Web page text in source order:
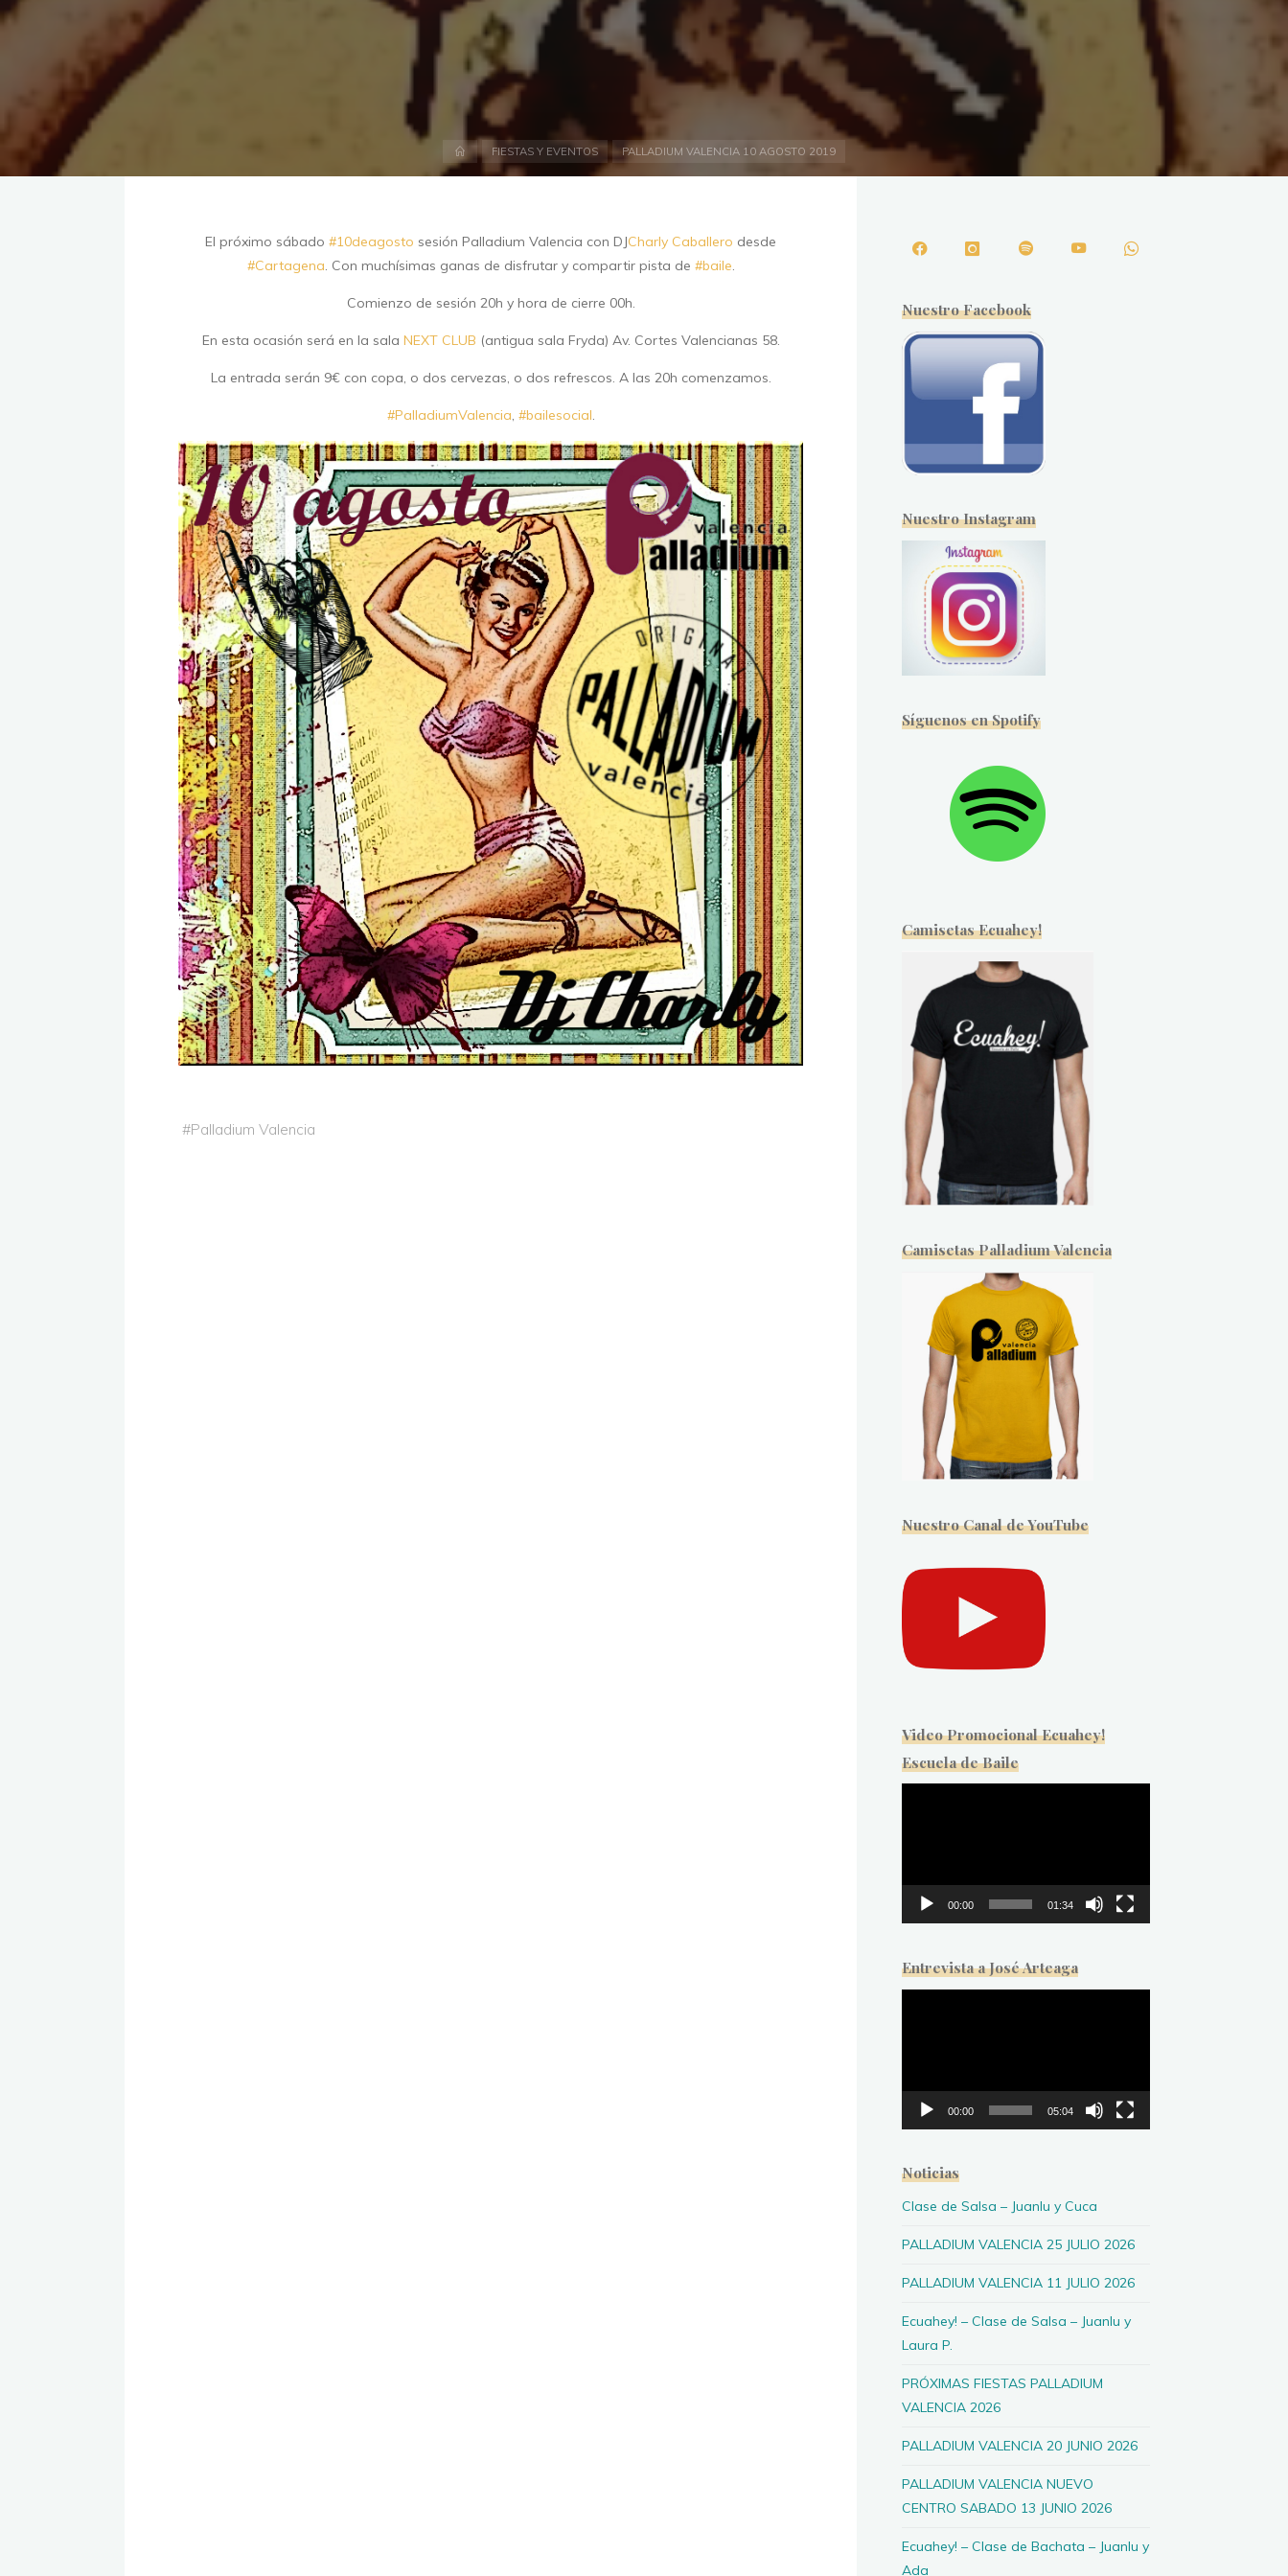
InicioFIESTAS Y EVENTOS PALLADIUM VALENCIA 10 AGOSTO 2019
El próximo sábado #10deagosto sesión Palladium Valencia con DJCharly Caballero desde
#Cartagena. Con muchísimas ganas de disfrutar y compartir pista de #baile.
Comienzo de sesión 20h y hora de cierre 00h.
En esta ocasión será en la sala NEXT CLUB (antigua sala Fryda) Av. Cortes Valencianas 58.
La entrada serán 9€ con copa, o dos cervezas, o dos refrescos. A las 20h comenzamos.
#PalladiumValencia, #bailesocial.
#Palladium Valencia
Nuestro Facebook
Nuestro Instagram
Síguenos en Spotify
Camisetas Ecuahey!
Camisetas Palladium Valencia
Nuestro Canal de YouTube
Video Promocional Ecuahey!
Escuela de Baile
00:00 01:34
Entrevista a José Arteaga
00:00 05:04
Noticias
Clase de Salsa – Juanlu y Cuca
PALLADIUM VALENCIA 25 JULIO 2026
PALLADIUM VALENCIA 11 JULIO 2026
Ecuahey! – Clase de Salsa – Juanlu y
Laura P.
PRÓXIMAS FIESTAS PALLADIUM
VALENCIA 2026
PALLADIUM VALENCIA 20 JUNIO 2026
PALLADIUM VALENCIA NUEVO
CENTRO SABADO 13 JUNIO 2026
Ecuahey! – Clase de Bachata – Juanlu y
Ada